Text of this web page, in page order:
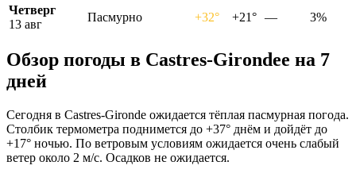
Четверг
13 авг
Пасмурно +32° +21° — 3%
Обзор погоды в Castres-Girondeе на 7
дней
Сегодня в Castres-Gironde ожидается тёплая пасмурная погода.
Столбик термометра поднимется до +37° днём и дойдёт до
+17° ночью. По ветровым условиям ожидается очень слабый
ветер около 2 м/с. Осадков не ожидается.